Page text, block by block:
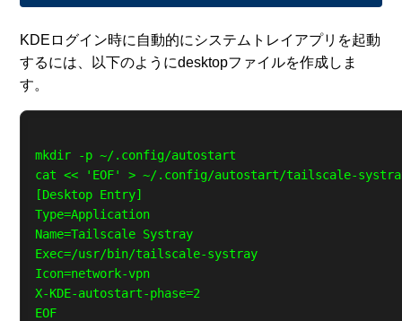
KDEログイン時に自動的にシステムトレイアプリを起動
するには、以下のようにdesktopファイルを作成しま
す。
mkdir -p ~/.config/autostart
cat << 'EOF' > ~/.config/autostart/tailscale-
[Desktop Entry]
Type=Application
Name=Tailscale Systray
Exec=/usr/bin/tailscale-systray
Icon=network-vpn
X-KDE-autostart-phase=2